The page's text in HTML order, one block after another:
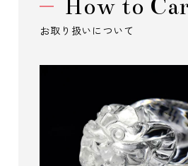
How to
お取り扱いについて